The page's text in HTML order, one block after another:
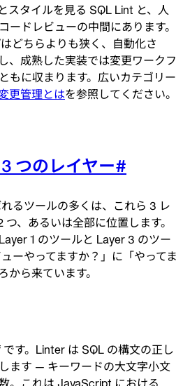
Terraform
API
MCP
スタイルを見る SQL Lint と、人
ードレビューの中間にあります。
どちらよりも狭く、自動化さ
、成熟した実装では変更ワークフ
もに収まります。広いカテゴリー
更管理とはを参照してください。
つのレイヤー#
れるツールの多くは、これら 3 レ
、あるいは全部に位置します。
1 のツールと Layer 3 のツー
ーやってますか？」に「やってま
から来ています。
す。Linter は SQL の構文の正し
ます — キーワードの大文字小文
。これは JavaScript における